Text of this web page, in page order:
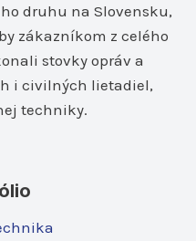
druhu na Slovensku,
zákazníkom z celého
stovky opráv a
i civilných lietadiel,
techniky.